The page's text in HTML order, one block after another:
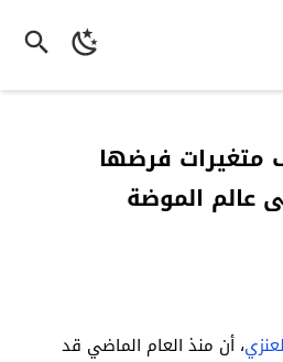
متغيرات فرضها
عالم الموضة
، أن منذ العام الماضي قد